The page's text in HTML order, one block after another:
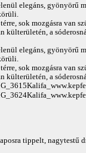
elegáns, gyönyörű
sok mozgásra van
külterületén, a
elegáns, gyönyörű
sok mozgásra van
külterületén, a
tippelt, nagytestű